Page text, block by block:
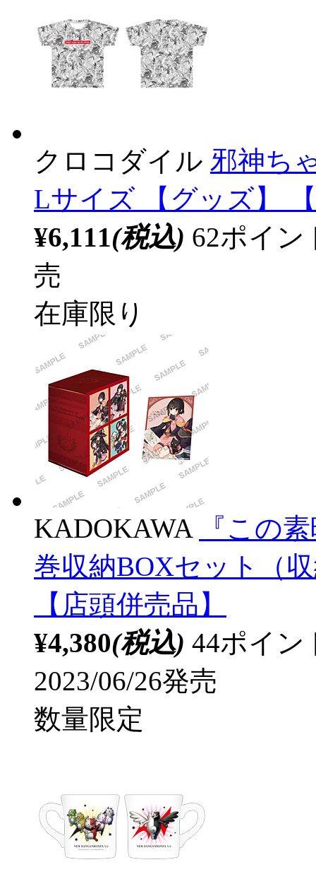
クロコダイル 邪神ち
Lサイズ 【グッズ】
¥6,111(税込) 62ポイ
売
在庫限り
KADOKAWA
『この
巻収納BOXセット（
【店頭併売品】
¥4,380(税込) 44ポイ
2023/06/26発売
数量限定